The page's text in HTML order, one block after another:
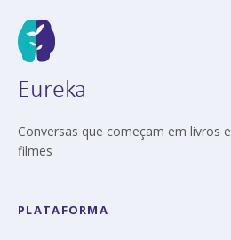
Eureka
Conversas que começam em livros e
filmes
PLATAFORMA